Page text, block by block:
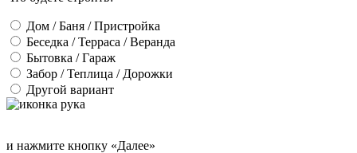
Дом / Баня / Пристройка
Беседка / Терраса / Веранда
Бытовка / Гараж
Забор / Теплица / Дорожки
Другой вариант
и нажмите кнопку «Далее»